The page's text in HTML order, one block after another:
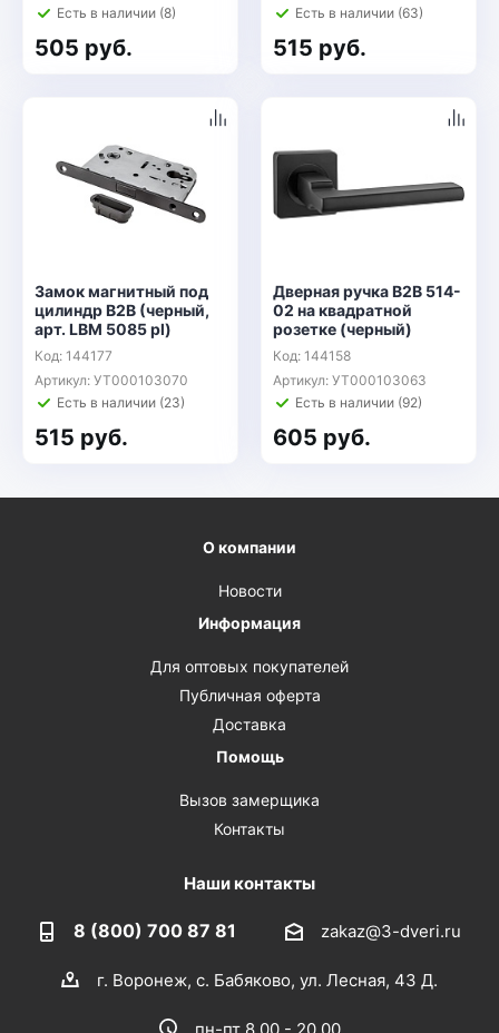
Есть в наличии (8)
505 руб.
Есть в наличии (63)
515 руб.
Замок магнитный под
цилиндр B2B (черный,
арт. LBM 5085 pl)
Код: 144177
Артикул: УТ000103070
Есть в наличии (23)
515 руб.
Дверная ручка B2B 514-
02 на квадратной
розетке (черный)
Код: 144158
Артикул: УТ000103063
Есть в наличии (92)
605 руб.
О компании
Новости
Информация
Для оптовых покупателей
Публичная оферта
Доставка
Помощь
Вызов замерщика
Контакты
Наши контакты
8 (800) 700 87 81 zakaz@3-dveri.ru
г. Воронеж, с. Бабяково, ул. Лесная, 43 Д.